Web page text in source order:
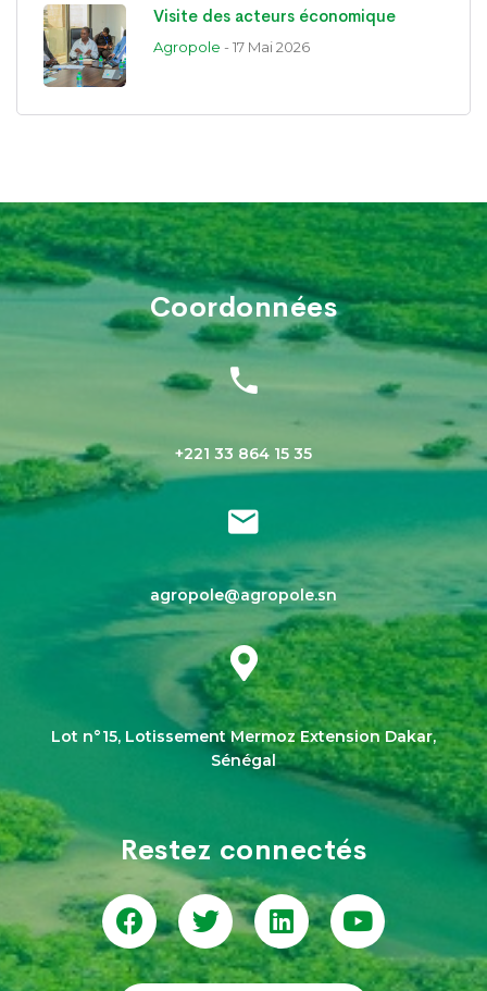
Visite des acteurs économique
Agropole - 17 Mai 2026
Coordonnées
+221 33 864 15 35
agropole@agropole.sn
Lot n°15, Lotissement Mermoz Extension Dakar,
Sénégal
Restez connectés